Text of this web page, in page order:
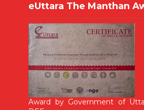
eUttara The Manthan
Award by Government of